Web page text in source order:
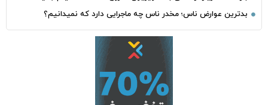
بدترین عوارض ناس؛ مخدر ناس چه ماجرایی دارد که نمیدانیم؟